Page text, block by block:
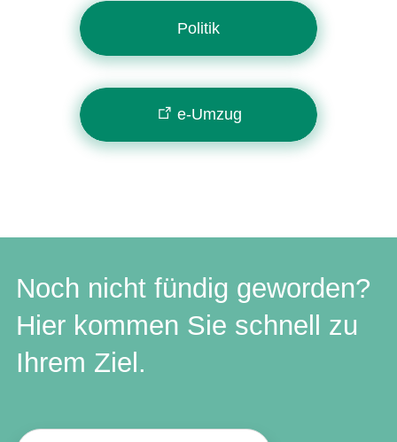
Politik
e-Umzug
Noch nicht fündig geworden?
Hier kommen Sie schnell zu
Ihrem Ziel.